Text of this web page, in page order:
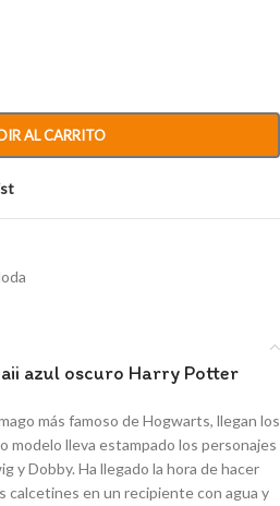
AL CARRITO
azul oscuro Harry Potter
más famoso de Hogwarts, llegan los
modelo lleva estampado los personajes
y Dobby. Ha llegado la hora de hacer
calcetines en un recipiente con agua y